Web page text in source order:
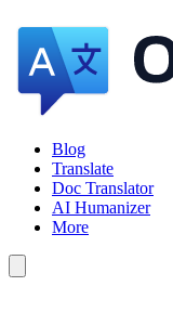
Blog
Translate
Doc Translator
AI Humanizer
More